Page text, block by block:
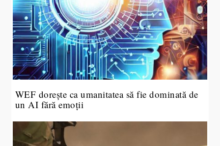
WEF dorește ca umanitatea să fie dominată de
un AI fără emoții